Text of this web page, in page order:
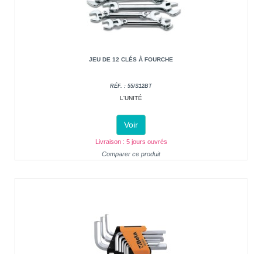
JEU DE 12 CLÉS À FOURCHE
RÉF. : 55/S12BT
L'UNITÉ
Voir
Livraison : 5 jours ouvrés
Comparer ce produit